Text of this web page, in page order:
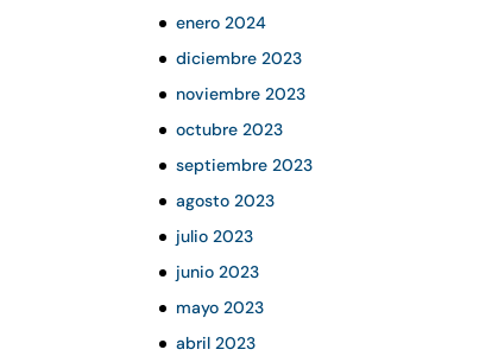
enero 2024
diciembre 2023
noviembre 2023
octubre 2023
septiembre 2023
agosto 2023
julio 2023
junio 2023
mayo 2023
abril 2023